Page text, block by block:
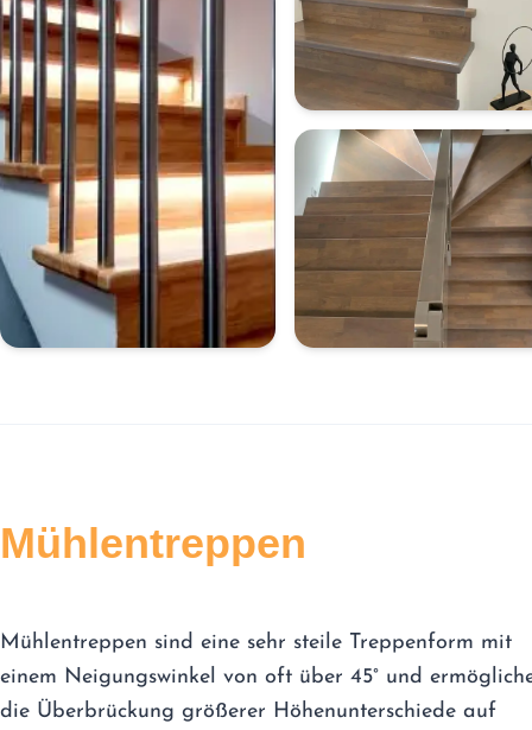
Mühlentreppen
Mühlentreppen sind eine sehr steile Treppenform mit
einem Neigungswinkel von oft über 45° und
die Überbrückung größerer Höhenunterschiede auf